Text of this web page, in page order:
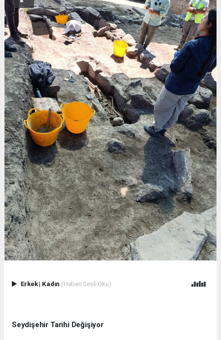
Erkek| Kadın (Haberi Sesli Oku)
Seydişehir Tarihi Değişiyor